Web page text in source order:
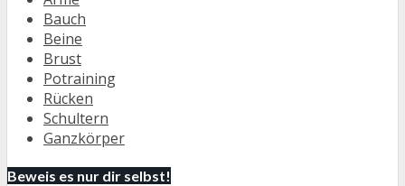
Bauch
Beine
Brust
Potraining
Rücken
Schultern
Ganzkörper
Beweis es nur dir selbst!